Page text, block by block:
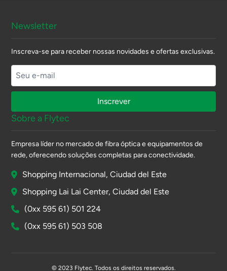
Sobre a Flytec
Empresa líder no mercado de fibra óptica e equipamentos de
rede, oferecendo soluções completas para conectividade.
Shopping Internacional, Ciudad del Este
Shopping Lai Lai Center, Ciudad del Este
(0xx 595 61) 501 224
(0xx 595 61) 503 508
Newsletter
Inscreva-se para receber nossas novidades e ofertas exclusivas.
Inscrever
© 2023 Flytec. Todos os direitos reservados.